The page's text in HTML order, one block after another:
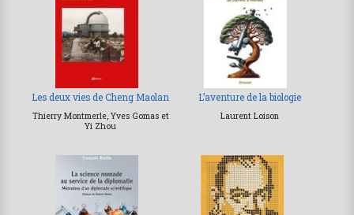
Les deux vies de Cheng Maolan
Thierry Montmerle, Yves Gomas et
Yi Zhou
L’aventure de la biologie
Laurent Loison